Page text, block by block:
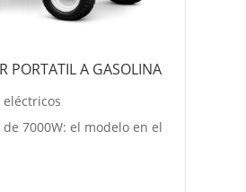
PORTATIL A GASOLINA
eléctricos
7000W: el modelo en el